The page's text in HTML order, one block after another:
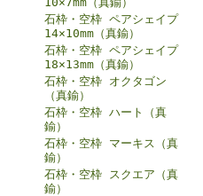
石枠・空枠 ペアシェイプ
14×10mm（真鍮）
石枠・空枠 ペアシェイプ
18×13mm（真鍮）
石枠・空枠 オクタゴン
（真鍮）
石枠・空枠 ハート（真
鍮）
石枠・空枠 マーキス（真
鍮）
石枠・空枠 スクエア（真
鍮）